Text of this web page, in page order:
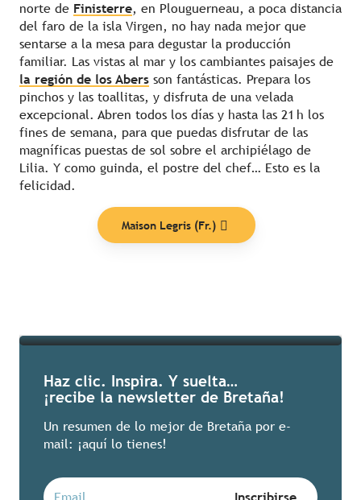
norte de Finisterre, en Plouguerneau, a poca distancia
del faro de la isla Virgen, no hay nada mejor que
sentarse a la mesa para degustar la producción
familiar. Las vistas al mar y los cambiantes paisajes de
la región de los Abers son fantásticas. Prepara los
pinchos y las toallitas, y disfruta de una velada
excepcional. Abren todos los días y hasta las 21 h los
fines de semana, para que puedas disfrutar de las
magníficas puestas de sol sobre el archipiélago de
Lilia. Y como guinda, el postre del chef… Esto es la
felicidad.
Maison Legris (Fr.)
Haz clic. Inspira. Y suelta…
¡recibe la newsletter de Bretaña!
Un resumen de lo mejor de Bretaña por e-
mail: ¡aquí lo tienes!